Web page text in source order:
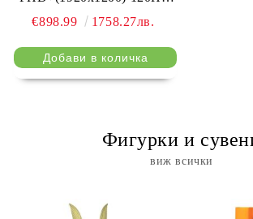
VRR, 24GB LPDDR5x, 1TB
Polar Tempest
€898.99 1758.27лв.
⠀ Фигурки и
виж всички